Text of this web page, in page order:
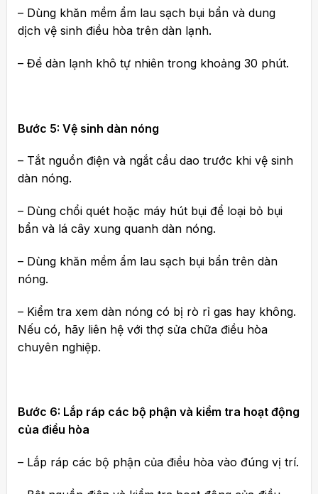
– Dùng khăn mềm ẩm lau sạch bụi bẩn và dung
dịch vệ sinh điều hòa trên dàn lạnh.
– Để dàn lạnh khô tự nhiên trong khoảng 30 phút.
Bước 5: Vệ sinh dàn nóng
– Tắt nguồn điện và ngắt cầu dao trước khi vệ sinh
dàn nóng.
– Dùng chổi quét hoặc máy hút bụi để loại bỏ bụi
bẩn và lá cây xung quanh dàn nóng.
– Dùng khăn mềm ẩm lau sạch bụi bẩn trên dàn
nóng.
– Kiểm tra xem dàn nóng có bị rò rỉ gas hay không.
Nếu có, hãy liên hệ với thợ sửa chữa điều hòa
chuyên nghiệp.
Bước 6: Lắp ráp các bộ phận và kiểm tra hoạt động
của điều hòa
– Lắp ráp các bộ phận của điều hòa vào đúng vị trí.